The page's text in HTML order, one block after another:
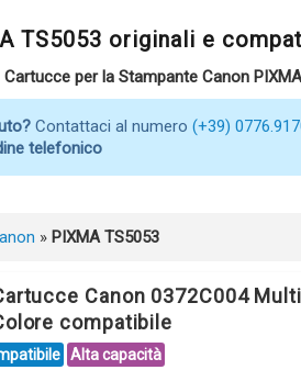
TS5053 originali e
Cartucce per la Stampante Canon
Contattaci al numero (+39)
telefonico
» PIXMA TS5053
Canon 0372C004
compatibile
Alta capacità